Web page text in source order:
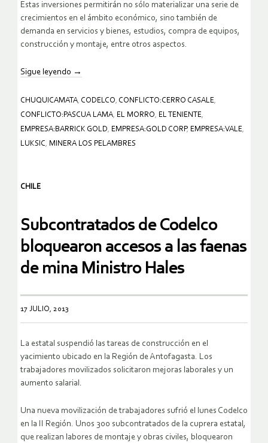
Estas inversiones permitirán no sólo materializar una serie de
crecimientos en el ámbito económico, sino también de
demanda en servicios y bienes, estudios, compra de equipos,
construcción y montaje, entre otros aspectos.
Sigue leyendo →
CHUQUICAMATA, CODELCO, CONFLICTO:CERRO CASALE,
CONFLICTO:PASCUA LAMA, EL MORRO, EL TENIENTE,
EMPRESA:BARRICK GOLD, EMPRESA:GOLD CORP, EMPRESA:VALE,
LUKSIC, MINERA LOS PELAMBRES
CHILE
Subcontratados de Codelco
bloquearon accesos a las faenas
de mina Ministro Hales
17 JULIO, 2013
La estatal suspendió las tareas de construcción en el
yacimiento ubicado en la Región de Antofagasta. Los
trabajadores movilizados solicitaron mejoras laborales y un
aumento salarial.
Una nueva movilización de trabajadores sufrió el lunes Codelco
en la II Región. Unos 300 subcontratados de la cuprera estatal,
que realizan labores de montaje y obras civiles, bloquearon